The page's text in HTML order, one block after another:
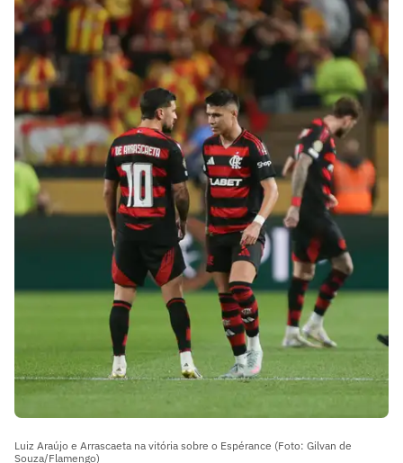
Luiz Araújo e Arrascaeta na vitória sobre o Espérance (Foto: Gilvan de
Souza/Flamengo)